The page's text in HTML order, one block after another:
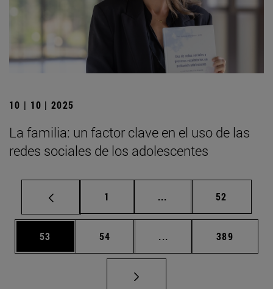
10 | 10 | 2025
La familia: un factor clave en el uso de las
redes sociales de los adolescentes
Página
1 ... Páginas intermedias
Página
52
Página
53 Página
54 ... Páginas intermedias
Página
389